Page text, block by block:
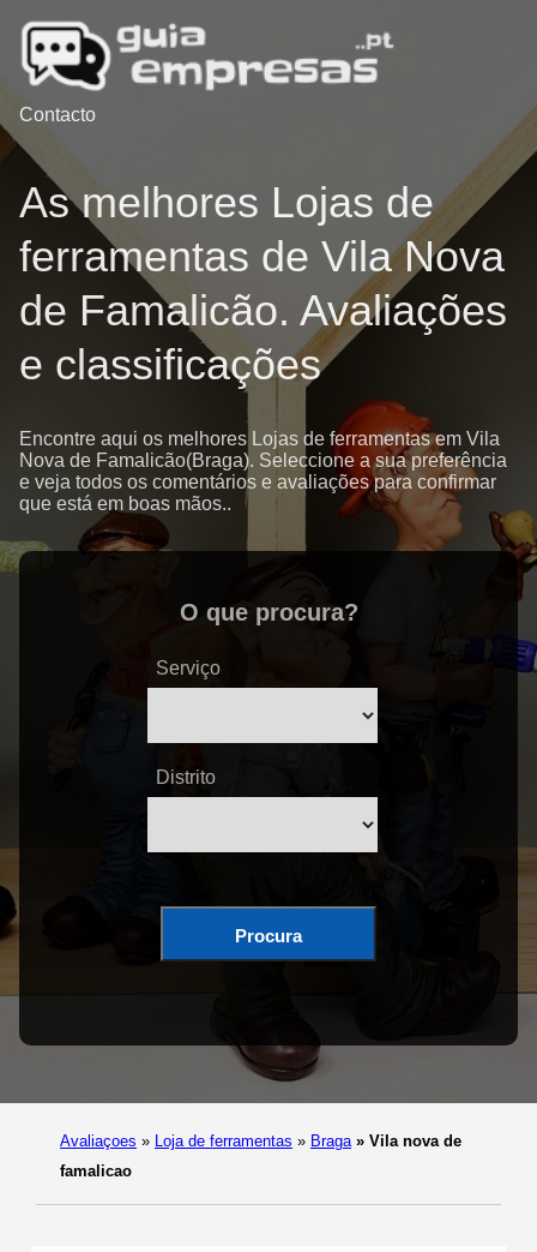
Contacto
As melhores Lojas de
ferramentas de Vila Nova
de Famalicão. Avaliações
e classificações
Encontre aqui os melhores Lojas de ferramentas em Vila
Nova de Famalicão(Braga). Seleccione a sua preferência
e veja todos os comentários e avaliações para confirmar
que está em boas mãos..
O que procura?
Serviço
Distrito
Procura
Avaliaçoes » Loja de ferramentas » Braga » Vila nova de
famalicao